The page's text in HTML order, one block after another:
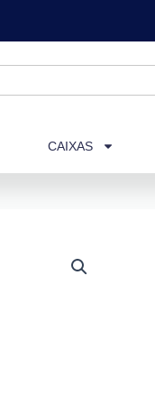
CAIXAS